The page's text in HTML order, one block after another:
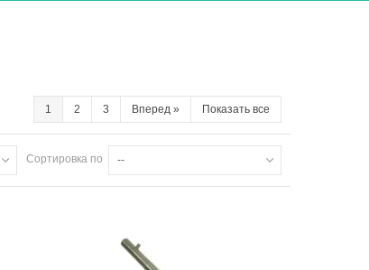
1 2 3 Вперед » Показать все
Сортировка по --